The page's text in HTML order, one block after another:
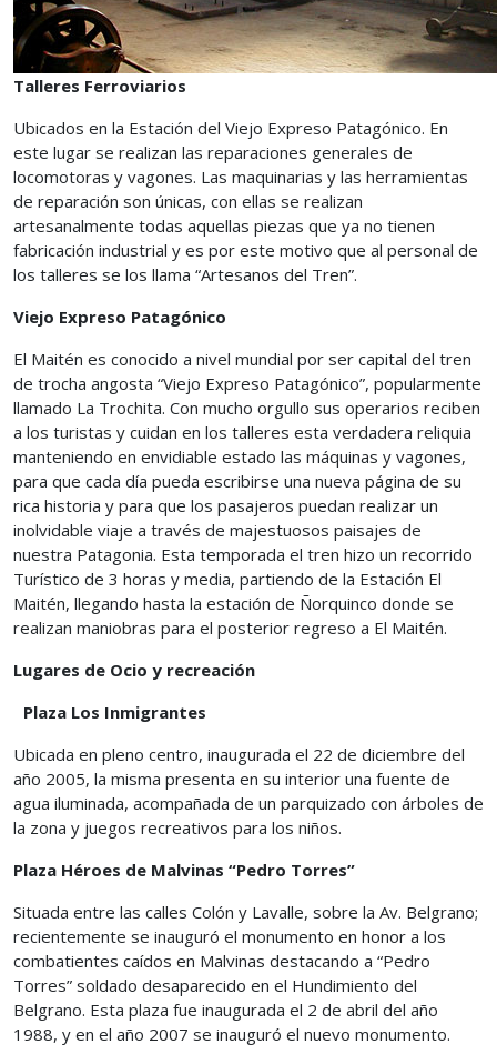
Talleres Ferroviarios
Ubicados en la Estación del Viejo Expreso Patagónico. En
este lugar se realizan las reparaciones generales de
locomotoras y vagones. Las maquinarias y las herramientas
de reparación son únicas, con ellas se realizan
artesanalmente todas aquellas piezas que ya no tienen
fabricación industrial y es por este motivo que al personal de
los talleres se los llama “Artesanos del Tren”.
Viejo Expreso Patagónico
El Maitén es conocido a nivel mundial por ser capital del tren
de trocha angosta “Viejo Expreso Patagónico”, popularmente
llamado La Trochita. Con mucho orgullo sus operarios reciben
a los turistas y cuidan en los talleres esta verdadera reliquia
manteniendo en envidiable estado las máquinas y vagones,
para que cada día pueda escribirse una nueva página de su
rica historia y para que los pasajeros puedan realizar un
inolvidable viaje a través de majestuosos paisajes de
nuestra Patagonia. Esta temporada el tren hizo un recorrido
Turístico de 3 horas y media, partiendo de la Estación El
Maitén, llegando hasta la estación de Ñorquinco donde se
realizan maniobras para el posterior regreso a El Maitén.
Lugares de Ocio y recreación
Plaza Los Inmigrantes
Ubicada en pleno centro, inaugurada el 22 de diciembre del
año 2005, la misma presenta en su interior una fuente de
agua iluminada, acompañada de un parquizado con árboles de
la zona y juegos recreativos para los niños.
Plaza Héroes de Malvinas “Pedro Torres”
Situada entre las calles Colón y Lavalle, sobre la Av. Belgrano;
recientemente se inauguró el monumento en honor a los
combatientes caídos en Malvinas destacando a “Pedro
Torres” soldado desaparecido en el Hundimiento del
Belgrano. Esta plaza fue inaugurada el 2 de abril del año
1988, y en el año 2007 se inauguró el nuevo monumento.